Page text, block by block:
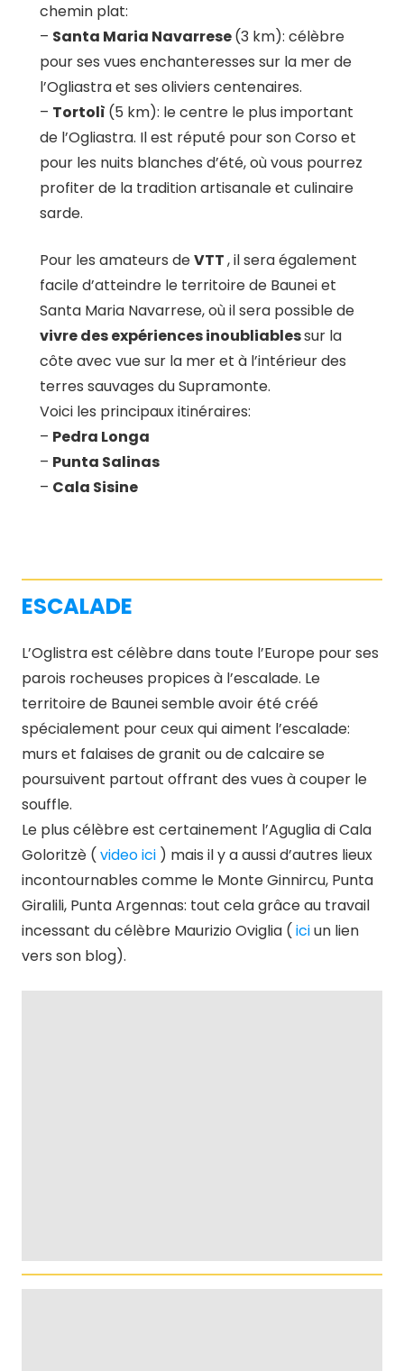
chemin plat:
– Santa Maria Navarrese(3 km): célèbre
pour ses vues enchanteresses sur la mer de
l’Ogliastra et ses oliviers centenaires.
– Tortolì (5 km): le centre le plus important
de l’Ogliastra. Il est réputé pour son Corso et
pour les nuits blanches d’été, où vous pourrez
profiter de la tradition artisanale et culinaire
sarde.
Pour les amateurs deVTT, il sera également
facile d’atteindre le territoire de Baunei et
Santa Maria Navarrese, où il sera possible de
vivre des expériences inoubliablessur la
côte avec vue sur la mer et à l’intérieur des
terres sauvages du Supramonte.
Voici les principaux itinéraires:
– Pedra Longa
– Punta Salinas
– Cala Sisine
ESCALADE
L’Oglistra est célèbre dans toute l’Europe pour ses
parois rocheuses propices à l’escalade. Le
territoire de Baunei semble avoir été créé
spécialement pour ceux qui aiment l’escalade:
murs et falaises de granit ou de calcaire se
poursuivent partout offrant des vues à couper le
souffle.
Le plus célèbre est certainement l’Aguglia di Cala
Goloritzè ( video ici ) mais il y a aussi d’autres lieux
incontournables comme le Monte Ginnircu, Punta
Giralili, Punta Argennas: tout cela grâce au travail
incessant du célèbre Maurizio Oviglia ( iciun lien
vers son blog).